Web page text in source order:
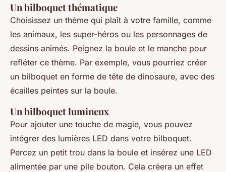
Un bilboquet thématique
Choisissez un thème qui plaît à votre famille, comme
les animaux, les super-héros ou les personnages de
dessins animés. Peignez la boule et le manche pour
refléter ce thème. Par exemple, vous pourriez créer
un bilboquet en forme de tête de dinosaure, avec des
écailles peintes sur la boule.
Un bilboquet lumineux
Pour ajouter une touche de magie, vous pouvez
intégrer des lumières LED dans votre bilboquet.
Percez un petit trou dans la boule et insérez une LED
alimentée par une pile bouton. Cela créera un effet